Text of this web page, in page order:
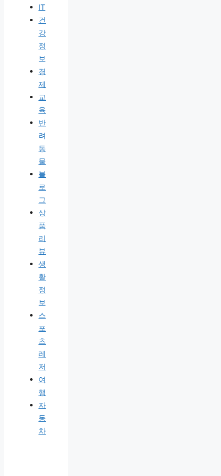
IT
건
강
정
보
경
제
교
육
반
려
동
물
블
로
그
상
품
리
뷰
생
활
정
보
스
포
츠
레
저
여
행
자
동
차